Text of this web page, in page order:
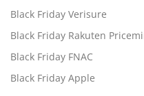
Black Friday Verisure
Black Friday Rakuten
Black Friday FNAC
Black Friday Apple